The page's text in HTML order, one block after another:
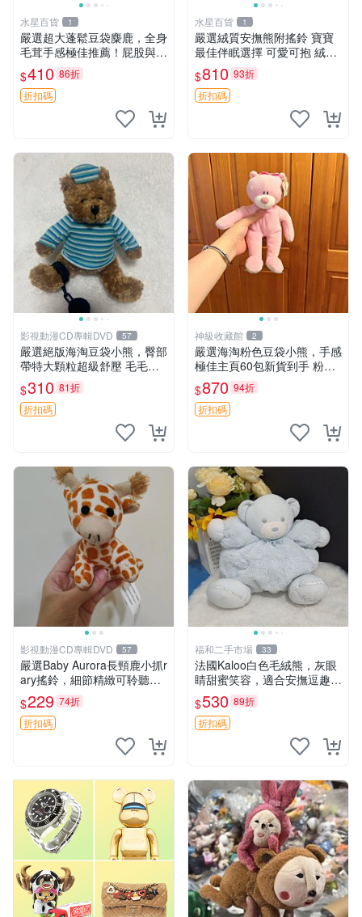
水星百貨 1
嚴選超大蓬鬆豆袋麋鹿，全身
毛茸手感極佳推薦！屁股與四
肢填充均勻，適合收藏與孩童
共賞。 麋鹿 豆袋 毛茸玩具
$410 86折
折扣碼
水星百貨 1
嚴選絨質安撫熊附搖鈴 寶寶
最佳伴眠選擇 可愛可抱 絨毛
玩具 安撫熊 嬰兒用
$810 93折
折扣碼
影視動漫CD專輯DVD 57
嚴選絕版海淘豆袋小熊，臀部
帶特大顆粒超級舒壓 毛毛摸
起來格外順滑適合收藏 100%
棉質 豆袋枕 豆袋、抱枕、小
熊
$310 81折
折扣碼
神級收藏館 2
嚴選海淘粉色豆袋小熊，手感
極佳主頁60包新貨到手 粉熊
豆袋 女孩豆袋熊
$870 94折
折扣碼
影視動漫CD專輯DVD 57
嚴選Baby Aurora長頸鹿小抓r
ary搖鈴，細節精緻可聆聽清
脆鈴音 軟萌可愛 定制紀念 金
屬搖鈴 新手媽咪推薦 長頸鹿
抓rary 搖鈴
$229 74折
折扣碼
福和二手市場 33
法國Kaloo白色毛絨熊，灰眼
睛甜蜜笑容，適合安撫逗趣可
愛，柔軟面料手感佳。14 白
色安撫熊 毛絨玩具 寶寶逗樂
具
$530 89折
折扣碼